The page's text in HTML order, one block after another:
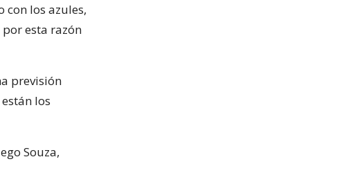
con los azules,
esta razón
previsión
los
Souza,